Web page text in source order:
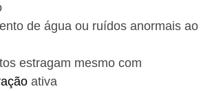
de água ou ruídos anormais ao
estragam mesmo com
ativa